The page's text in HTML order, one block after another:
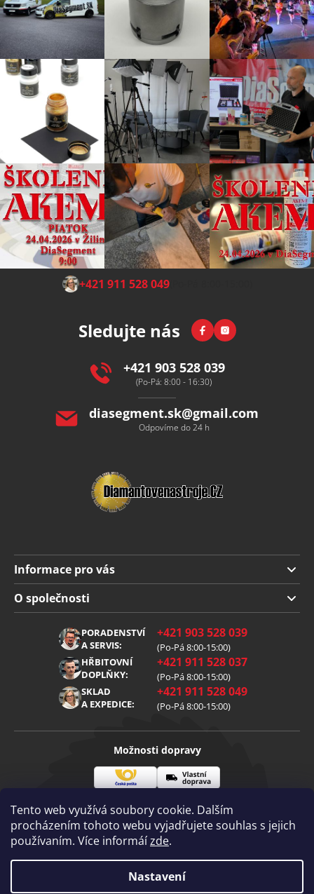
Tento web využívá soubory cookie. Dalším
procházením tohoto webu vyjadřujete souhlas s jejich
používaním. Více informáízde.
Nastavení
Z +421 911 528 049(Po-Pá 8:00-15:00)
Sledujte nás FacebookInstagram
+421 903 528 039
(Po-Pá: 8:00 - 16:30)
diasegment.sk@gmail.com
Odpovíme do 24 h
Informace pro vás
Doprava a platba
Obchodní podmínky
Reklamace
Zpracování osobních údajů
O společnosti
PORADENSTVÍ
A SERVIS:
+421 903 528 039
(Po-Pá 8:00-15:00)
HŘBITOVNÍ
DOPLŇKY:
+421 911 528 037
(Po-Pá 8:00-15:00)
SKLAD
A EXPEDICE:
+421 911 528 049
(Po-Pá 8:00-15:00)
Možnosti dopravy
pošta
doprava
Visa Mastercard
Copyright 2026
Diamantovenastroje.cz. Všechna práva